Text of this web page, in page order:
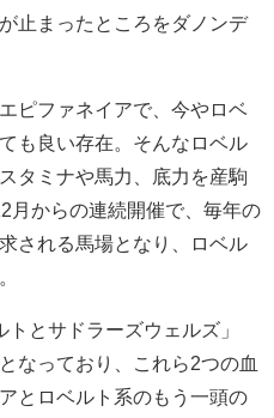
止まったところをダノンデ
ピファネイアで、今やロベ
も良い存在。そんなロベル
タミナや馬力、底力を産駒
月からの連続開催で、毎年の
される馬場となり、ロベル
とサドラーズウェルズ」
なっており、これら2つの血
とロベルト系のもう一頭の